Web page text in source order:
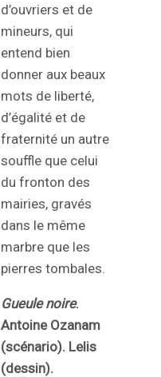
d’ouvriers et de
mineurs, qui
entend bien
donner aux beaux
mots de liberté,
d’égalité et de
fraternité un autre
souffle que celui
du fronton des
mairies, gravés
dans le même
marbre que les
pierres tombales.
Gueule noire.
Antoine Ozanam
(scénario). Lelis
(dessin).